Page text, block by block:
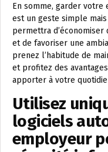
En somme, garder
est un geste simple
permettra
et de favoriser une
prenez l’habitude de
et profitez des
apporter à votre
Utilisez
logiciels
employeur